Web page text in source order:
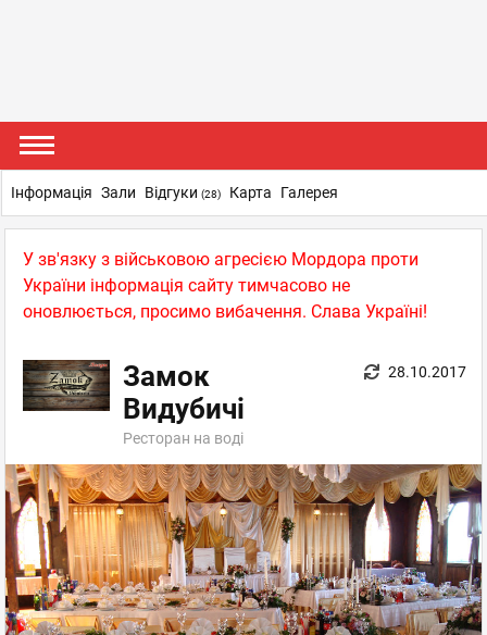
У зв'язку з військовою агресією Мордора проти
України інформація сайту тимчасово не
оновлюється, просимо вибачення. Слава Україні!
Замок
Видубичі
Ресторан на воді
28.10.2017
Інформація Зали Відгуки (28) Карта Галерея